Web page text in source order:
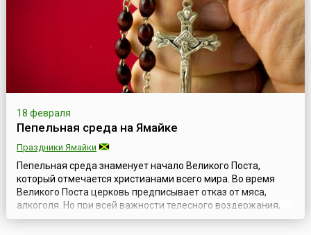
18 февраля
Пепельная среда на Ямайке
Праздники Ямайки
Пепельная среда знаменует начало Великого Поста,
который отмечается христианами всего мира. Во время
Великого Поста церковь предписывает отказ от мяса,
алкоголя. Но при всей важности телесного воздержания,
еще более важными являются дела милосердия и